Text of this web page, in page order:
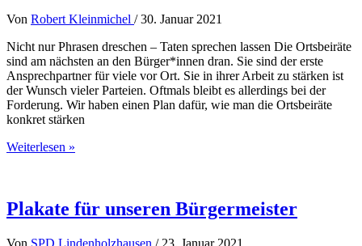
Von Robert Kleinmichel /30. Januar 2021
Nicht nur Phrasen dreschen – Taten sprechen lassen Die Ortsbeiräte
sind am nächsten an den Bürger*innen dran. Sie sind der erste
Ansprechpartner für viele vor Ort. Sie in ihrer Arbeit zu stärken ist
der Wunsch vieler Parteien. Oftmals bleibt es allerdings bei der
Forderung. Wir haben einen Plan dafür, wie man die Ortsbeiräte
konkret stärken
Wie
gestärkt
werden?
Weiterlesen »
Plakate für unseren Bürgermeister
Von SPD Lindenholzhausen / 23. Januar 2021